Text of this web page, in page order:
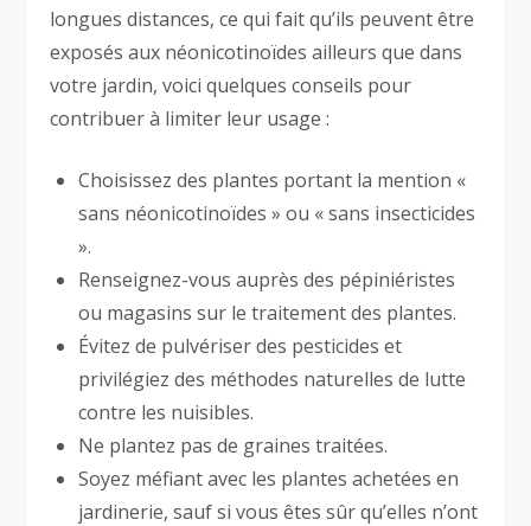
longues distances, ce qui fait qu’ils peuvent être
exposés aux néonicotinoïdes ailleurs que dans
votre jardin, voici quelques conseils pour
contribuer à limiter leur usage :
Choisissez des plantes portant la mention «
sans néonicotinoïdes » ou « sans insecticides
».
Renseignez-vous auprès des pépiniéristes
ou magasins sur le traitement des plantes.
Évitez de pulvériser des pesticides et
privilégiez des méthodes naturelles de lutte
contre les nuisibles.
Ne plantez pas de graines traitées.
Soyez méfiant avec les plantes achetées en
jardinerie, sauf si vous êtes sûr qu’elles n’ont